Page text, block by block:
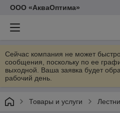
ООО «АкваОптима»
Сейчас компания не может
сообщения, поскольку по ее
выходной. Ваша заявка будет
рабочий день.
Товары и услуги